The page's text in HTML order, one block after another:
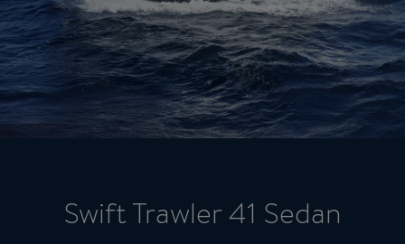
Swift Trawler 41 Sedan